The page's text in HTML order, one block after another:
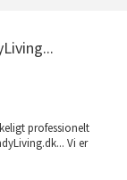
professionelt
Vi er